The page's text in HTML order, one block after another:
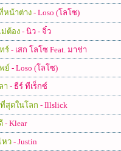
หน้าต่าง- Loso (โลโซ)
ต้อง- นิว - จิ๋ว
ร์- เสก โลโซ Feat. มาช่า
ย์ - Loso (โลโซ)
า - ธีร์ ทีเร็กซ์
สุดในโลก - Illslick
- Klear
หว- Justin